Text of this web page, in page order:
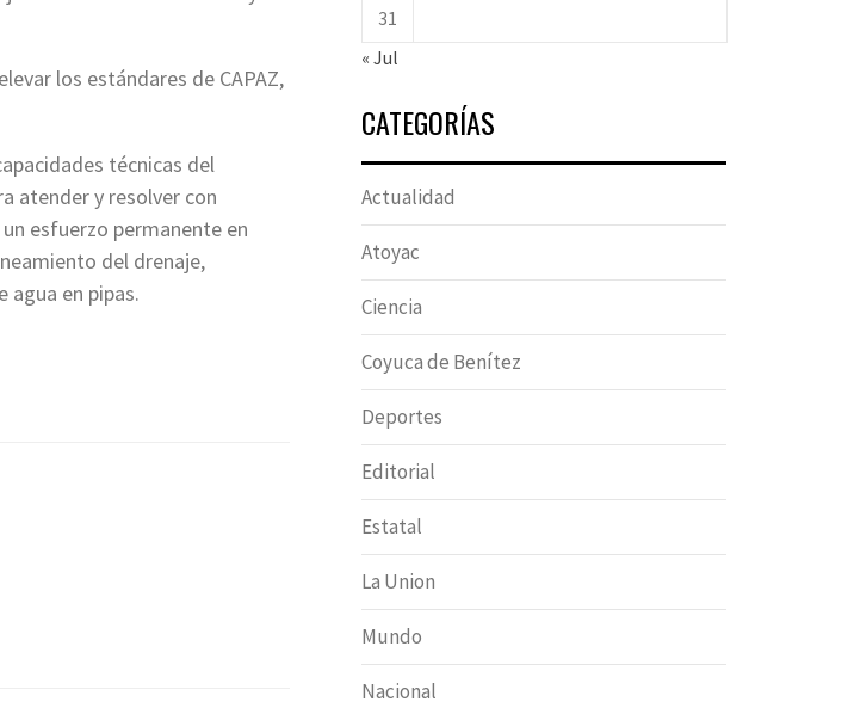
los estándares de CAPAZ,
técnicas del
atender y resolver con
esfuerzo permanente en
del drenaje,
en pipas.
31
« Jul
CATEGORÍAS
Actualidad
Atoyac
Ciencia
Coyuca de Benítez
Deportes
Editorial
Estatal
La Union
Mundo
Nacional